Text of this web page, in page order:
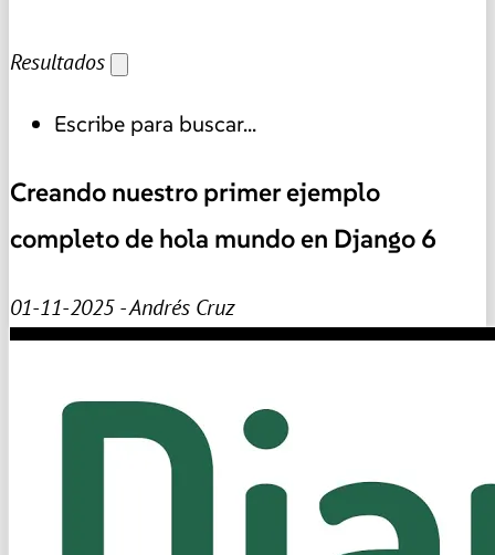
Resultados
Escribe para buscar...
Creando nuestro primer ejemplo
completo de hola mundo en Django 6
01-11-2025 - Andrés Cruz